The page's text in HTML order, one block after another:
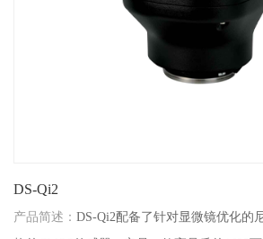
DS-Qi2
产品简述： DS-Qi2配备了针对显微镜优化的